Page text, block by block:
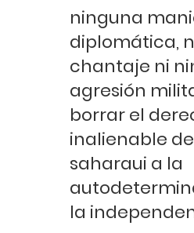
ninguna
diplomática,
chantaje ni
agresión
borrar el
inalienable
saharaui a la
la